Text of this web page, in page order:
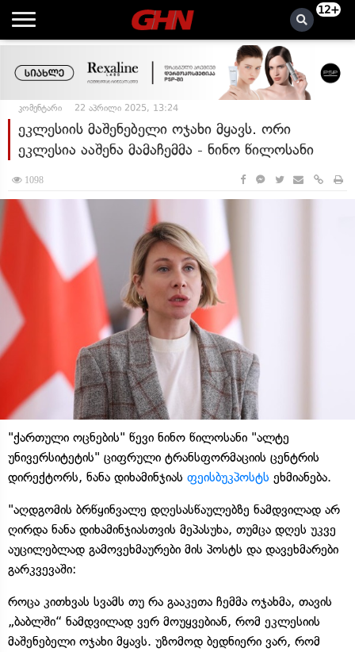
12+
კომენტარი 22 აპრილი 2025, 13:24
ეკლესიის მაშენებელი ოჯახი მყავს. ორი
ეკლესია ააშენა მამაჩემმა - ნინო წილოსანი
1098
"ქართული ოცნების" წევი ნინო წილოსანი "ალტე
უნივერსიტეტის" ციფრული ტრანსფორმაციის ცენტრის
დირექტორს, ნანა დიხამინჯიას ფეისბუკპოსტს ეხმიანება.
"აღდგომის ბრწყინვალე დღესასწაულებზე ნამდვილად არ
ღირდა ნანა დიხამინჯიასთვის მეპასუხა, თუმცა დღეს უკვე
აუცილებლად გამოვეხმაურები მის პოსტს და დავეხმარები
გარკვევაში:
როცა კითხვას სვამს თუ რა გააკეთა ჩემმა ოჯახმა, თავის
„ბაბლში“ ნამდვილად ვერ მოუყვებიან, რომ ეკლესიის
მაშენებელი ოჯახი მყავს. უზომოდ ბედნიერი ვარ, რომ